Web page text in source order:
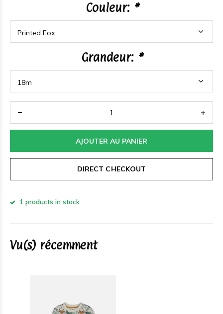
Couleur: *
Grandeur: *
AJOUTER AU PANIER
DIRECT CHECKOUT
1 products in stock
Vu(s) récemment